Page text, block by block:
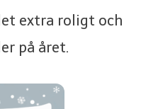
extra roligt och
på året.